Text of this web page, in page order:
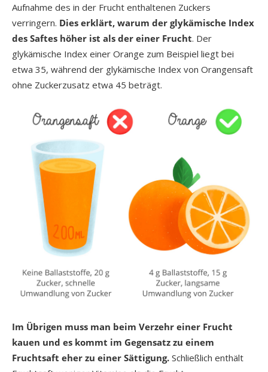
Aufnahme des in der Frucht enthaltenen Zuckers
verringern. Dies erklärt, warum der glykämische Index
des Saftes höher ist als der einer Frucht. Der
glykämische Index einer Orange zum Beispiel liegt bei
etwa 35, während der glykämische Index von Orangensaft
ohne Zuckerzusatz etwa 45 beträgt.
Im Übrigen muss man beim Verzehr einer Frucht
kauen und es kommt im Gegensatz zu einem
Fruchtsaft eher zu einer Sättigung. Schließlich enthält